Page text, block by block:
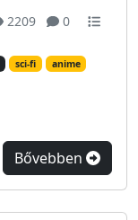
2209
0
sci-fi
anime
Bővebben